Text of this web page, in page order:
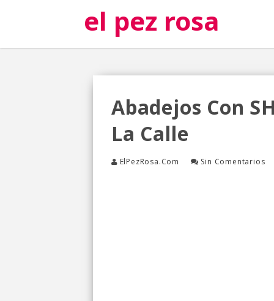
el pez rosa
Abadejos Con
La Calle
ElPezRosa.com Sin Comentarios